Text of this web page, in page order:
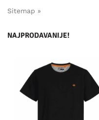
Sitemap »
NAJPRODAVANIJE!